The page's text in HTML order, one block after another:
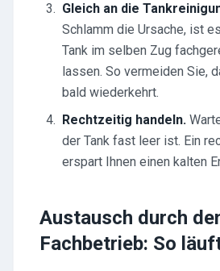
Gleich an die
Schlamm die Ursache, ist
Tank im selben Zug
lassen. So vermeiden Sie,
bald wiederkehrt.
Rechtzeitig handeln.
der Tank fast leer ist. Ein
erspart Ihnen einen kalten
Austausch durch
Fachbetrieb: So